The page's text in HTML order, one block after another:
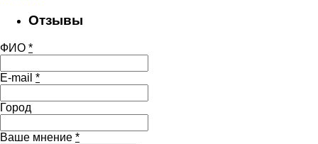
Отзывы
ФИО *
E-mail *
Город
Ваше мнение *